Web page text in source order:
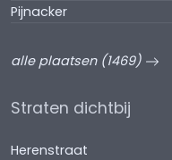
Pijnacker
alle plaatsen (1469)
Straten dichtbij
Herenstraat